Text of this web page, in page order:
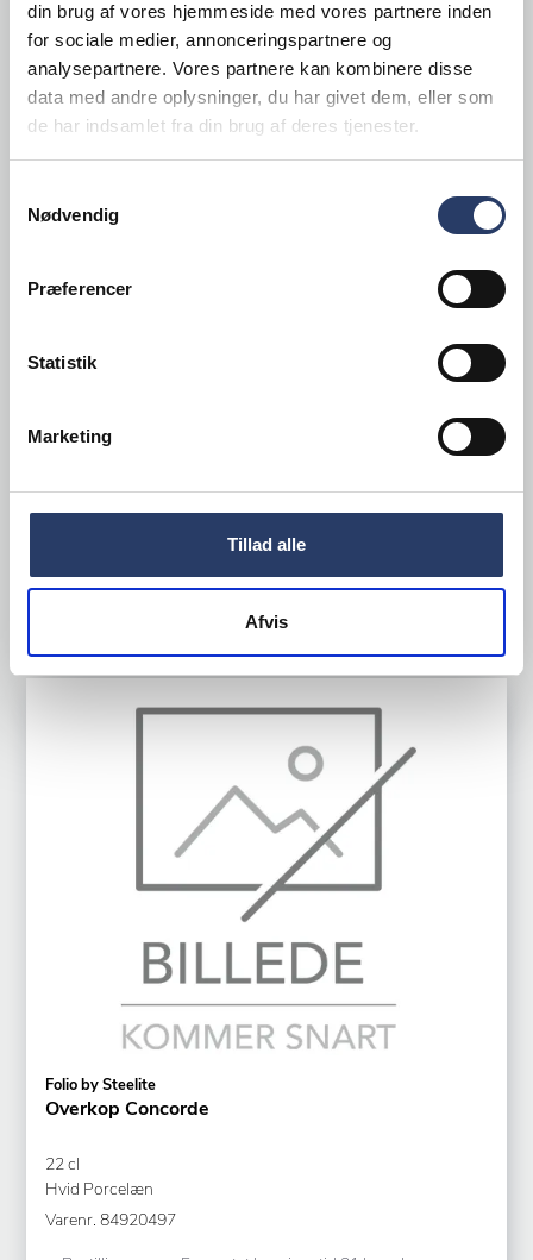
din brug af vores hjemmeside med vores partnere inden
for sociale medier, annonceringspartnere og
analysepartnere. Vores partnere kan kombinere disse
data med andre oplysninger, du har givet dem, eller som
de har indsamlet fra din brug af deres tjenester.
Nødvendig
Præferencer
Statistik
Marketing
Tillad alle
Afvis
Sand Stentøj
Folio by Steelite
Overkop Concorde
22 cl
Hvid Porcelæn
Varenr. 84920497